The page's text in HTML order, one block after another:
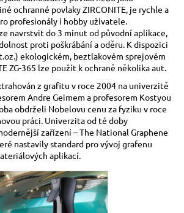
ochranné povlaky ZIRCONITE, je rychle a
profesionály i hobby uživatele.
navrstvit do 3 minut od původní aplikace,
proti poškrábání a oděru. K dispozici
ekologickém, beztlakovém sprejovém
ZG-365 lze použít k ochraně několika aut.
z grafitu v roce 2004 na univerzitě
Andre Geimem a profesorem Kostyou
obdrželi Nobelovu cenu za fyziku v roce
práci. Univerzita od té doby
zařízení – The National Graphene
nastavily standard pro vývoj grafenu
aplikací.